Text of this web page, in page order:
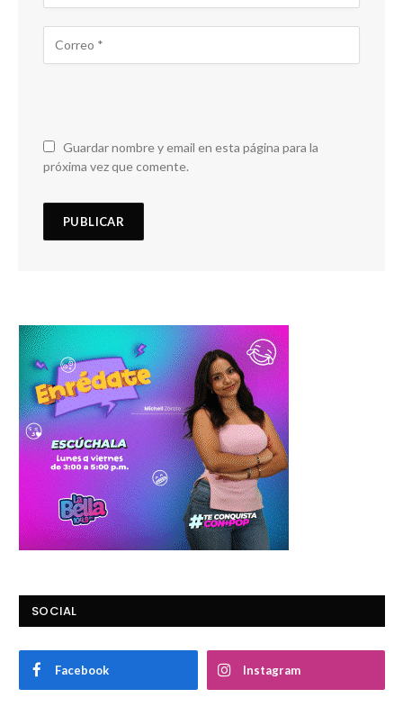
Guardar nombre y email en esta página para la
próxima vez que comente.
SOCIAL
Facebook Instagram